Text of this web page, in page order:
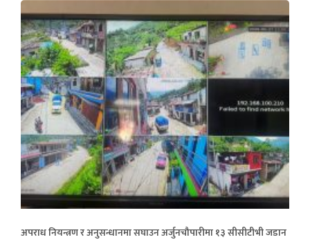
अपराध नियन्त्रण र अनुसन्धानमा सघाउन अर्जुनचौपारीमा १३ सीसीटीभी जडान